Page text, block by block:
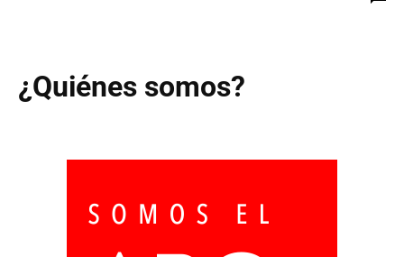
¿Quiénes somos?